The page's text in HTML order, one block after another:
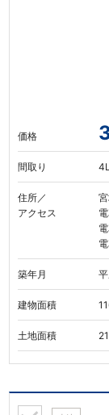
価格
間取り
住所／
アクセス
築年月
建物面積
土地面積